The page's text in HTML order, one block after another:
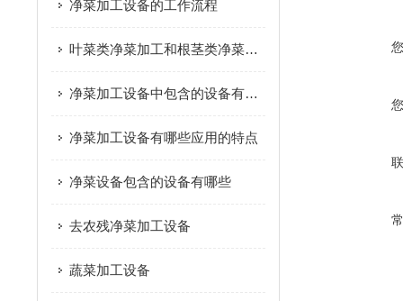
净菜加工设备的工作流程
叶菜类净菜加工和根茎类净菜加工这个两种模式的区别是什么？
净菜加工设备中包含的设备有哪些
净菜加工设备有哪些应用的特点
净菜设备包含的设备有哪些
去农残净菜加工设备
蔬菜加工设备